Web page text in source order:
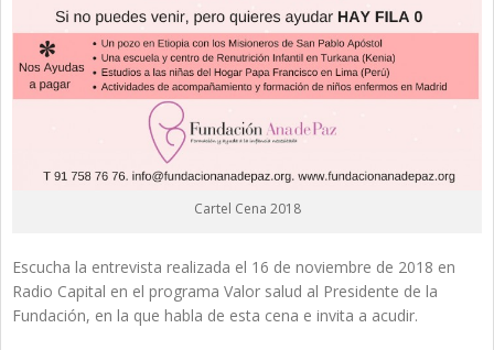
Cartel Cena 2018
Escucha la entrevista realizada el 16 de noviembre de 2018 en
Radio Capital en el programa Valor salud al Presidente de la
Fundación, en la que habla de esta cena e invita a acudir.